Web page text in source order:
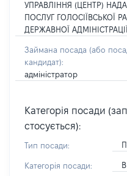
УПРАВЛІННЯ (ЦЕНТР)
ПОСЛУГ ГОЛОСІЇВСЬКОЇ
ДЕРЖАВНОЇ АДМІНІСТРАЦІЇ
Займана посада (або
кандидат):
адміністратор
Категорія посади
стосується):
Тип посади:
Категорія посади: В